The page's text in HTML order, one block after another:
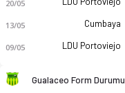
20/05
13/05 Cumbaya
09/05 LDU Portoviejo
Gualaceo Form Durumu